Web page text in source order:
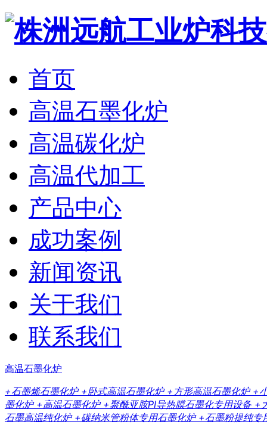
首页
高温石墨化炉
高温碳化炉
高温代加工
产品中心
成功案例
新闻资讯
关于我们
联系我们
高温石墨化炉
+石墨烯石墨化炉 +卧式高温石墨化炉 +方形高温石墨化炉 +
墨化炉 +高温石墨化炉 +聚酰亚胺PI导热膜石墨化专用设备 +
石墨高温纯化炉 +碳纳米管粉体专用石墨化炉 +石墨粉提纯专